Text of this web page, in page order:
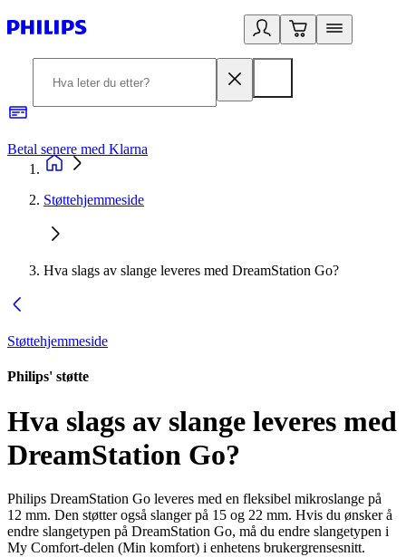
Betal senere med Klarna
Støttehjemmeside
Hva slags av slange leveres med DreamStation Go?
Støttehjemmeside
Philips' støtte
Hva slags av slange leveres med
DreamStation Go?
Philips DreamStation Go leveres med en fleksibel mikroslange på
12 mm. Den støtter også slanger på 15 og 22 mm. Hvis du ønsker å
endre slangetypen på DreamStation Go, må du endre slangetypen i
My Comfort-delen (Min komfort) i enhetens brukergrensesnitt.